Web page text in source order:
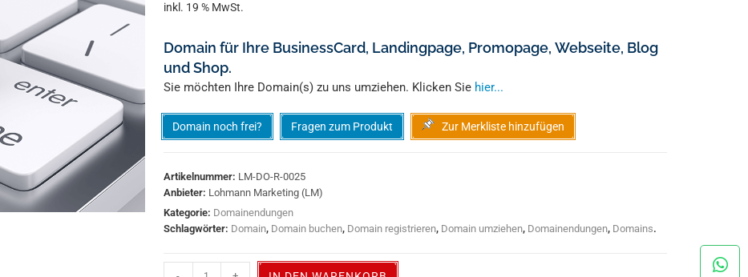
inkl. 19 % MwSt.
Domain für Ihre BusinessCard, Landingpage, Promopage, Webseite, Blog
und Shop.
Sie möchten Ihre Domain(s) zu uns umziehen. Klicken Sie hier...
Domain noch frei? Fragen zum Produkt Zur Merkliste hinzufügen
Artikelnummer: LM-DO-R-0025
Anbieter: Lohmann Marketing (LM)
Kategorie: Domainendungen
Schlagwörter: Domain, Domain buchen, Domain registrieren, Domain umziehen, Domainendungen, Domains.